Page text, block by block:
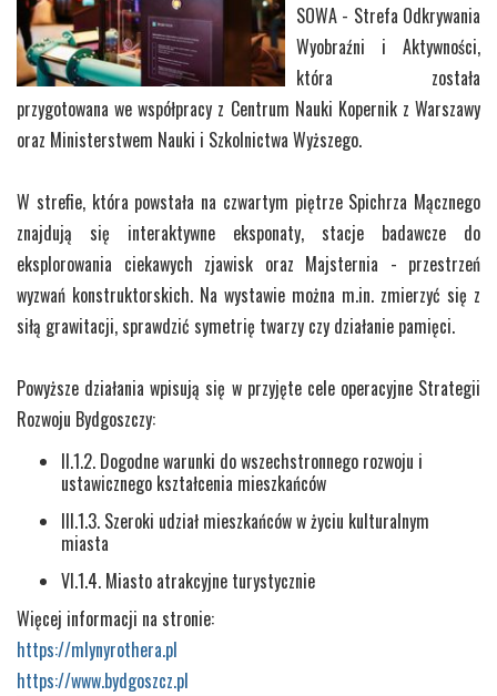
SOWA - Strefa Odkrywania
Wyobraźni i Aktywności,
która została
przygotowana we współpracy z Centrum Nauki Kopernik z Warszawy
oraz Ministerstwem Nauki i Szkolnictwa Wyższego.
W strefie, która powstała na czwartym piętrze Spichrza Mącznego
znajdują się interaktywne eksponaty, stacje badawcze do
eksplorowania ciekawych zjawisk oraz Majsternia - przestrzeń
wyzwań konstruktorskich. Na wystawie można m.in. zmierzyć się z
siłą grawitacji, sprawdzić symetrię twarzy czy działanie pamięci.
Powyższe działania wpisują się w przyjęte cele operacyjne Strategii
Rozwoju Bydgoszczy:
II.1.2. Dogodne warunki do wszechstronnego rozwoju i
ustawicznego kształcenia mieszkańców
III.1.3. Szeroki udział mieszkańców w życiu kulturalnym
miasta
VI.1.4. Miasto atrakcyjne turystycznie
Więcej informacji na stronie:
https://mlynyrothera.pl
https://www.bydgoszcz.pl